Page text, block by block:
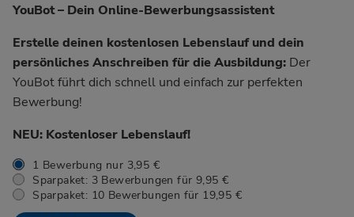
YouBot – Dein Online-Bewerbungsassistent
Erstelle deinen kostenlosen Lebenslauf und dein
persönliches Anschreiben für die Ausbildung: Der
YouBot führt dich schnell und einfach zur perfekten
Bewerbung!
NEU: Kostenloser Lebenslauf!
1 Bewerbung nur 3,95 €
Sparpaket: 3 Bewerbungen für 9,95 €
Sparpaket: 10 Bewerbungen für 19,95 €